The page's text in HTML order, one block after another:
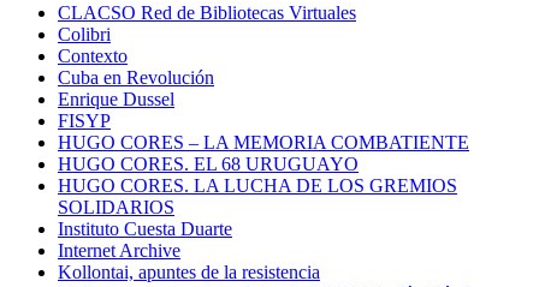
CLACSO Red de Bibliotecas Virtuales
Colibri
Contexto
Cuba en Revolución
Enrique Dussel
FISYP
HUGO CORES – LA MEMORIA COMBATIENTE
HUGO CORES. EL 68 URUGUAYO
HUGO CORES. LA LUCHA DE LOS GREMIOS
SOLIDARIOS
Instituto Cuesta Duarte
Internet Archive
Kollontai, apuntes de la resistencia